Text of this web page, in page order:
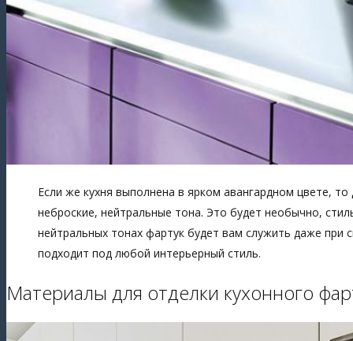
Если же кухня выполнена в ярком авангардном цвете,
неброские, нейтральные тона. Это будет необычно,
нейтральных тонах фартук будет вам служить даже при
подходит под любой интерьерный стиль.
Материалы для отделки кухонного